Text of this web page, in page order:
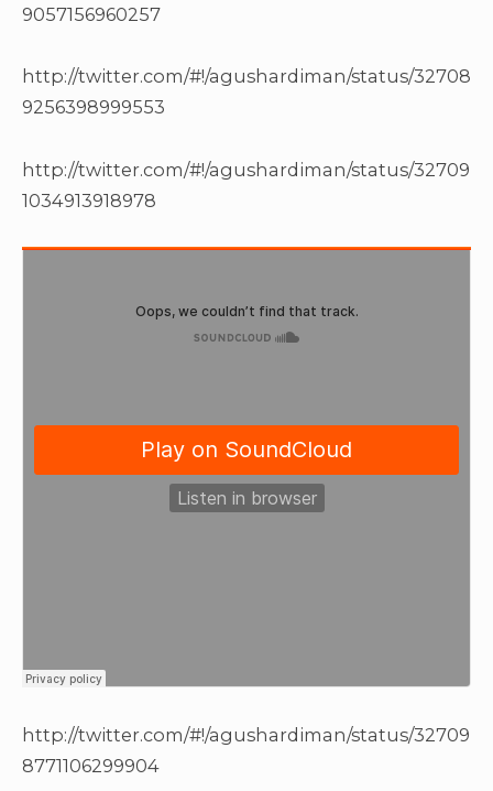
9057156960257
http://twitter.com/#!/agushardiman/status/32708
9256398999553
http://twitter.com/#!/agushardiman/status/32709
1034913918978
http://twitter.com/#!/agushardiman/status/32709
8771106299904